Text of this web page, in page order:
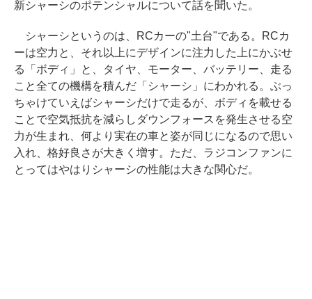
新シャーシのポテンシャルについて話を聞いた。
シャーシというのは、RCカーの"土台"である。RCカ
ーは空力と、それ以上にデザインに注力した上にかぶせ
る「ボディ」と、タイヤ、モーター、バッテリー、走る
こと全ての機構を積んだ「シャーシ」にわかれる。ぶっ
ちゃけていえばシャーシだけで走るが、ボディを載せる
ことで空気抵抗を減らしダウンフォースを発生させる空
力が生まれ、何より実在の車と姿が同じになるので思い
入れ、格好良さが大きく増す。ただ、ラジコンファンに
とってはやはりシャーシの性能は大きな関心だ。